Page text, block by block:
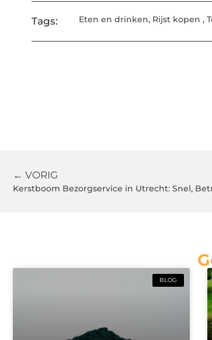
Tags: Eten en drinken, Rijst kopen ,
← VORIG
Kerstboom Bezorgservice in Utrecht: Snel,
BLOG